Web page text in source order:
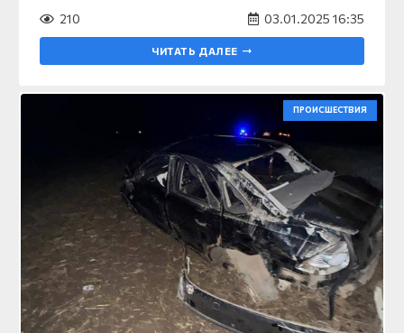
210
03.01.2025 16:35
ЧИТАТЬ ДАЛЕЕ
ПРОИСШЕСТВИЯ